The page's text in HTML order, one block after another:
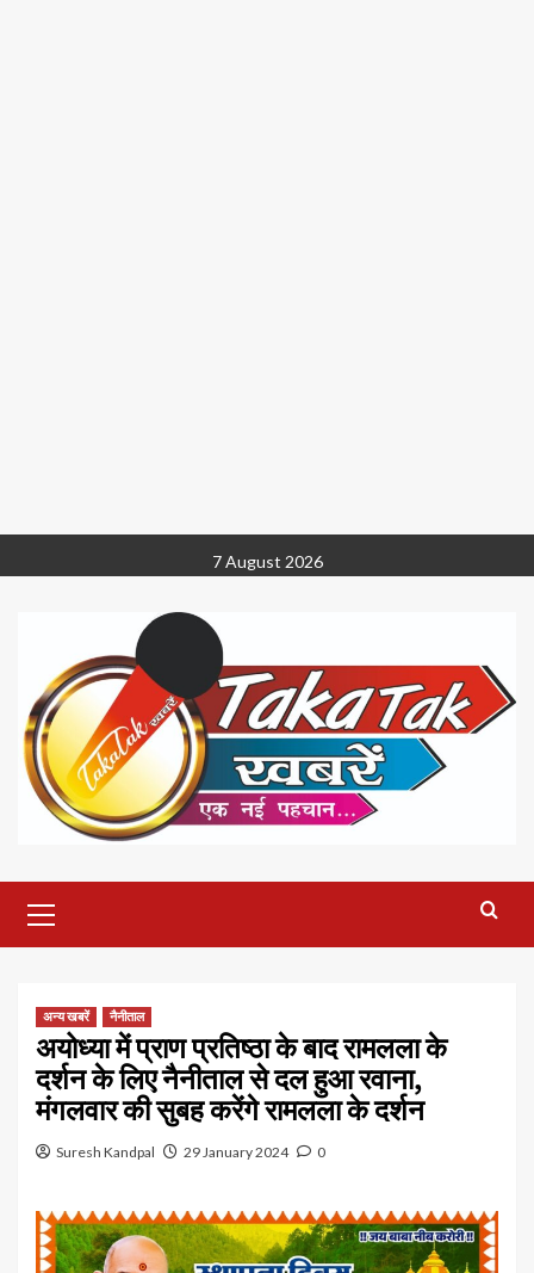
to
7 August 2026
Menu
अन्य खबरें नैनीताल
अयोध्या में प्राण प्रतिष्ठा के बाद रामलला के
दर्शन के लिए नैनीताल से दल हुआ रवाना,
मंगलवार की सुबह करेंगे रामलला के दर्शन
Suresh Kandpal 29 January 2024 0